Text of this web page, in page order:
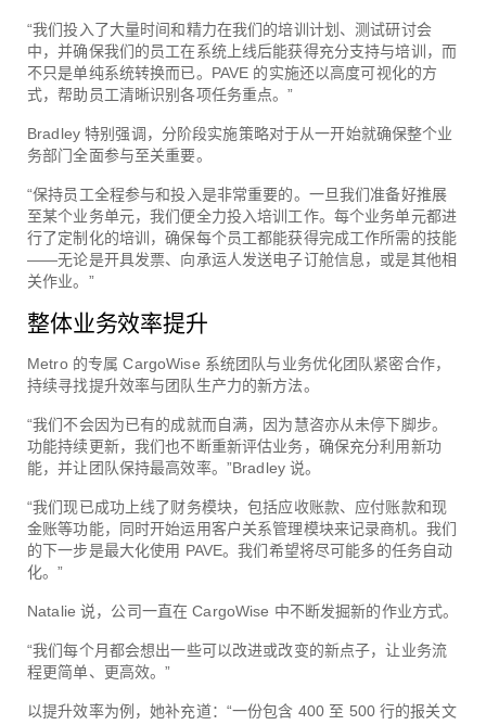
“我们投入了大量时间和精力在我们的培训计划、测试研讨会
中，并确保我们的员工在系统上线后能获得充分支持与培训，而
不只是单纯系统转换而已。PAVE 的实施还以高度可视化的方
式，帮助员工清晰识别各项任务重点。”
Bradley 特别强调，分阶段实施策略对于从一开始就确保整个业
务部门全面参与至关重要。
“保持员工全程参与和投入是非常重要的。一旦我们准备好推展
至某个业务单元，我们便全力投入培训工作。每个业务单元都进
行了定制化的培训，确保每个员工都能获得完成工作所需的技能
——无论是开具发票、向承运人发送电子订舱信息，或是其他相
关作业。”
整体业务效率提升
Metro 的专属 CargoWise 系统团队与业务优化团队紧密合作，
持续寻找提升效率与团队生产力的新方法。
“我们不会因为已有的成就而自满，因为慧咨亦从未停下脚步。
功能持续更新，我们也不断重新评估业务，确保充分利用新功
能，并让团队保持最高效率。”Bradley 说。
“我们现已成功上线了财务模块，包括应收账款、应付账款和现
金账等功能，同时开始运用客户关系管理模块来记录商机。我们
的下一步是最大化使用 PAVE。我们希望将尽可能多的任务自动
化。”
Natalie 说，公司一直在 CargoWise 中不断发掘新的作业方式。
“我们每个月都会想出一些可以改进或改变的新点子，让业务流
程更简单、更高效。”
以提升效率为例，她补充道：“一份包含 400 至 500 行的报关文